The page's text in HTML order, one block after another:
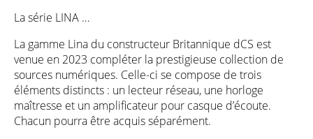
La série LINA …
La gamme Lina du constructeur Britannique dCS est
venue en 2023 compléter la prestigieuse collection de
sources numériques. Celle-ci se compose de trois
éléments distincts : un lecteur réseau, une horloge
maîtresse et un amplificateur pour casque d’écoute.
Chacun pourra être acquis séparément.